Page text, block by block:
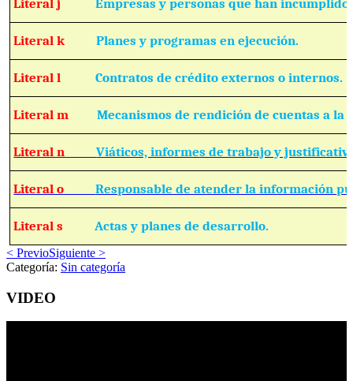
Literal kPlanes y programas en ejecución.
Literal lContratos de crédito externos o internos.
Literal mMecanismos de rendición de cuentas a la
Literal nViáticos, informes de trabajo y
Literal oResponsable de atender la información
Literal s Actas y planes de desarrollo.
< PrevioSiguiente >
Categoría: Sin categoría
VIDEO